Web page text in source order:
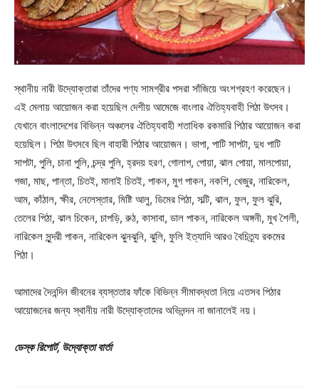
স্থানীয় নারী উদ্যোক্তারা তাঁদের পণ্য সামগ্রীর পসরা সাঁজিয়ে অংশগ্রহণ করেছেন।
এই মেলায় আয়োজন করা হয়েছিল দেশীয় আমেজে বাংলার ঐতিহ্যবাহী পিঠা উৎসব।
যেখানে বাংলাদেশের বিভিন্ন অঞ্চলের ঐতিহ্যবাহী শতাধিক রকমারি পিঠার আয়োজন করা
হয়েছিল। পিঠা উৎসবে ছিল বাহারী পিঠার আয়োজন। ভাপা, পাটি সাপটা, দুধ পাটি
সাপটা, পুলি, চানা পুলি, চন্দ্র পুলি, হ্রদয় হরণ, গোলাপ, পোয়া, ঝাল পোয়া, মালপোয়া,
গজা, মাছ, পান্তা, চিতই, মালাই চিতই, পাকন, মুগ পাকন, নকশি, খেজুর, নারিকেল,
আম, কাঁঠাল, ক্ষীর, নেলেস্তার, মিষ্টি আলু, ডিমের পিঠা, সল্টি, ঝাল, ফুল, ফুল ঝুরি,
তেলের পিঠা, ঝাল চিকেন, চাপড়ি, রুঠ, কাসাবা, ডাল পাকন, নারিকেল অঙ্গনী, মুখ শৈলী,
নারিকেল সুন্দরী পাকন, নারিকেল ঝুনঝুনি, ঝুলি, ফুলি ইত্যাদি আরও বৈচিত্র্য রকমের
পিঠা।
আমাদের দৈনন্দিন জীবনের ব্যস্ততার ফাঁকে বিভিন্ন সীমাবদ্ধতা নিয়ে এতসব পিঠার
আয়োজনের জন্য স্থানীয় নারী উদ্যোক্তাদের অভিনন্দন না জানালেই নয়।
ডেস্ক রিপোর্ট, উদ্যোক্তা বার্তা